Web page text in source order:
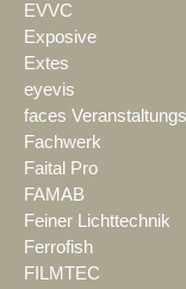
EVVC
Exposive
Extes
eyevis
faces
Fachwerk
Faital Pro
FAMAB
Feiner Lichttechnik
Ferrofish
FILMTEC